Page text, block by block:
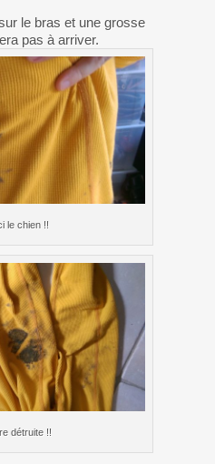
le bras et une grosse
pas à arriver.
le chien !!
détruite !!